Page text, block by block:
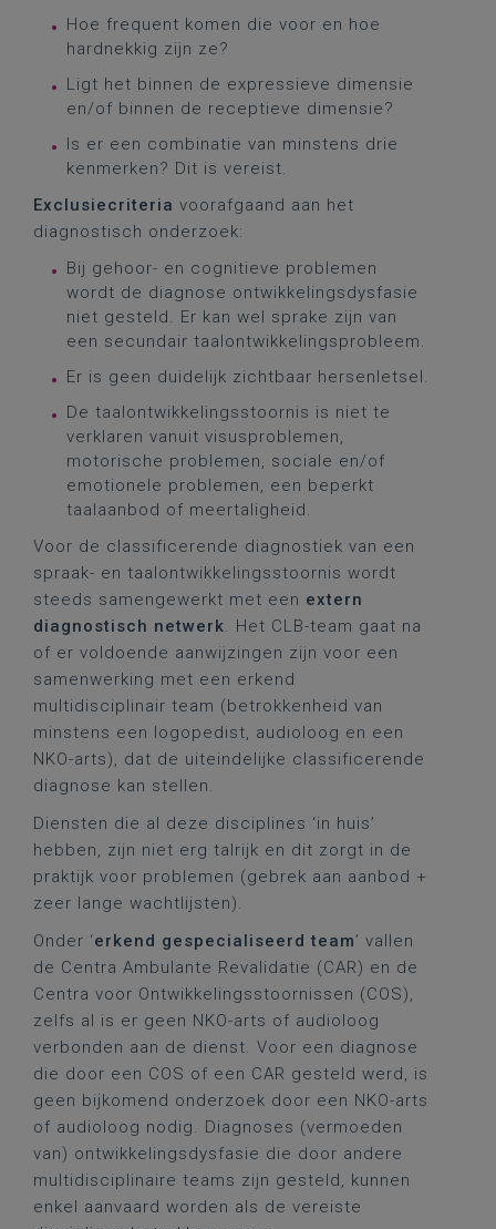
Hoe frequent komen die voor en hoe
hardnekkig zijn ze?
Ligt het binnen de expressieve dimensie
en/of binnen de receptieve dimensie?
Is er een combinatie van minstens drie
kenmerken? Dit is vereist.
Exclusiecriteria voorafgaand aan het
diagnostisch onderzoek:
Bij gehoor- en cognitieve problemen
wordt de diagnose ontwikkelingsdysfasie
niet gesteld. Er kan wel sprake zijn van
een secundair taalontwikkelingsprobleem.
Er is geen duidelijk zichtbaar hersenletsel.
De taalontwikkelingsstoornis is niet te
verklaren vanuit visusproblemen,
motorische problemen, sociale en/of
emotionele problemen, een beperkt
taalaanbod of meertaligheid.
Voor de classificerende diagnostiek van een
spraak- en taalontwikkelingsstoornis wordt
steeds samengewerkt met een extern
diagnostisch netwerk. Het CLB-team gaat na
of er voldoende aanwijzingen zijn voor een
samenwerking met een erkend
multidisciplinair team (betrokkenheid van
minstens een logopedist, audioloog en een
NKO-arts), dat de uiteindelijke classificerende
diagnose kan stellen.
Diensten die al deze disciplines ‘in huis’
hebben, zijn niet erg talrijk en dit zorgt in de
praktijk voor problemen (gebrek aan aanbod +
zeer lange wachtlijsten).
Onder ‘erkend gespecialiseerd team’ vallen
de Centra Ambulante Revalidatie (CAR) en de
Centra voor Ontwikkelingsstoornissen (COS),
zelfs al is er geen NKO-arts of audioloog
verbonden aan de dienst. Voor een diagnose
die door een COS of een CAR gesteld werd, is
geen bijkomend onderzoek door een NKO-arts
of audioloog nodig. Diagnoses (vermoeden
van) ontwikkelingsdysfasie die door andere
multidisciplinaire teams zijn gesteld, kunnen
enkel aanvaard worden als de vereiste